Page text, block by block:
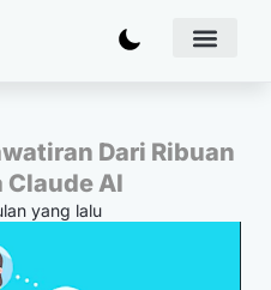
Dari Ribuan
Claude AI
yang lalu